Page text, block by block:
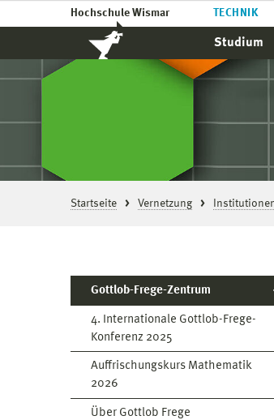
Hochschule Wismar TECHNIK
Studium
Startseite Vernetzung
Gottlob-Frege-Zentrum
4. Internationale Gottlob-Frege-
Konferenz 2025
Auffrischungskurs Mathematik
2026
Über Gottlob Frege